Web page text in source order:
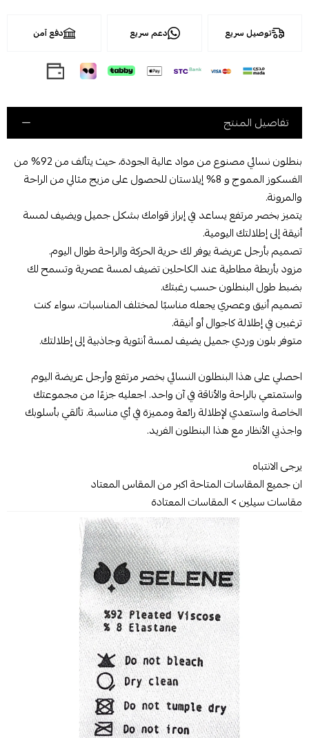
توصيل سريع دعم سريع دفع آمن
تفاصيل المنتج
بنطلون نسائي مصنوع من مواد عالية الجودة، حيث يتألف من 92% من
الفسكوز المموج و 8% إيلاستان للحصول على مزيج مثالي من الراحة
والمرونة.
يتميز بخصر مرتفع يساعد في إبراز قوامك بشكل جميل ويضيف لمسة
أنيقة إلى إطلالتك اليومية.
تصميم بأرجل عريضة يوفر لك حرية الحركة والراحة طوال اليوم.
مزود بأربطة مطاطية عند الكاحلين تضيف لمسة عصرية وتسمح لك
بضبط طول البنطلون حسب رغبتك.
تصميم أنيق وعصري يجعله مناسبًا لمختلف المناسبات، سواء كنت
ترغبين في إطلالة كاجوال أو أنيقة.
متوفر بلون وردي جميل يضيف لمسة أنثوية وجاذبية إلى إطلالتك.
احصلي على هذا البنطلون النسائي بخصر مرتفع وأرجل عريضة اليوم
واستمتعي بالراحة والأناقة في آن واحد. اجعليه جزءًا من مجموعتك
الخاصة واستعدي لإطلالة رائعة ومميزة في أي مناسبة. تألقي بأسلوبك
واجذبي الأنظار مع هذا البنطلون الفريد.
يرجى الانتباه
ان جميع المقاسات المتاحة اكبر من المقاس المعتاد
مقاسات سيلين > المقاسات المعتادة